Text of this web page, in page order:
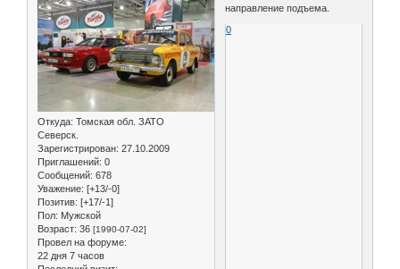
Откуда: Томская обл. ЗАТО
Северск.
Зарегистрирован: 27.10.2009
Приглашений: 0
Сообщений: 678
Уважение: [+13/-0]
Позитив: [+17/-1]
Пол: Мужской
Возраст: 36 [1990-07-02]
Провел на форуме:
22 дня 7 часов
направление подъема.
0